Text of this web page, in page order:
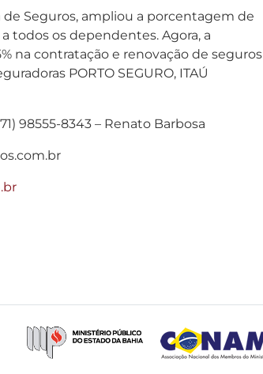
de Seguros, ampliou a porcentagem de
todos os dependentes. Agora, a
na contratação e renovação de seguros
PORTO SEGURO, ITAÚ
98555-8343 – Renato Barbosa